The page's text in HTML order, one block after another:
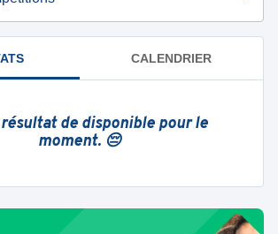
CALENDRIER
de disponible pour le
moment. 😔